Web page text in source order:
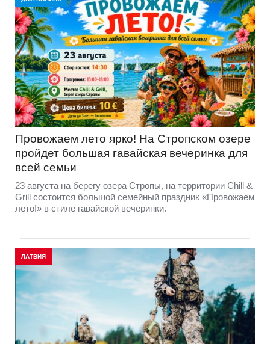
Провожаем лето ярко! На Стропском озере
пройдет большая гавайская вечеринка для
всей семьи
23 августа на берегу озера Стропы, на территории Chill &
Grill состоится большой семейный праздник «Провожаем
лето!» в стиле гавайской вечеринки.
ЛАТВИЯ